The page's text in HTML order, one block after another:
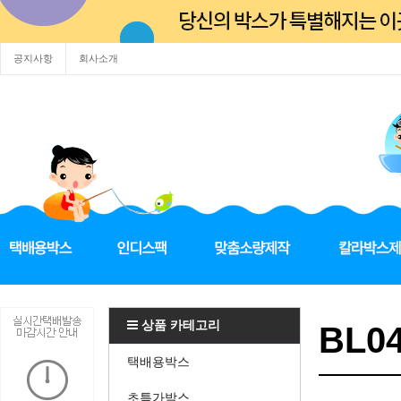
공지사항 회사소개
상품 카테고리
택배용박스
초특가박스